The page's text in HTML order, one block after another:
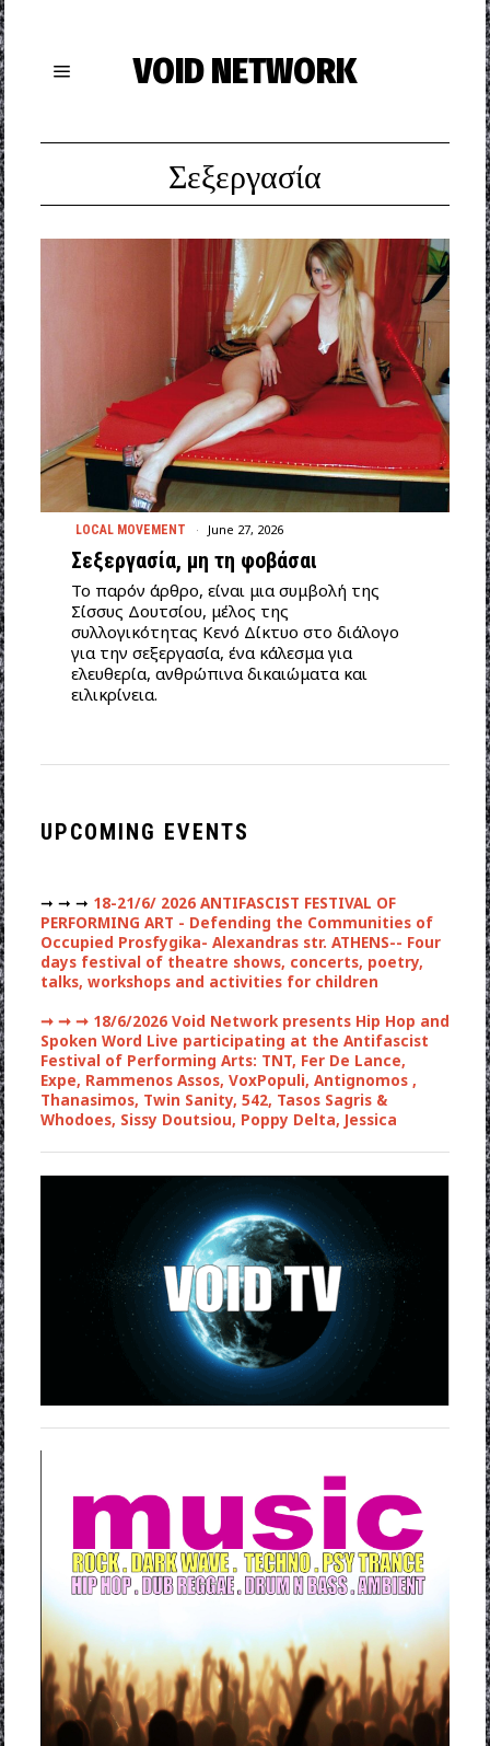
VOID NETWORK
Σεξεργασία
LOCAL MOVEMENT June 27, 2026
Σεξεργασία, μη τη φοβάσαι
Το παρόν άρθρο, είναι μια συμβολή της
Σίσσυς Δουτσίου, μέλος της
συλλογικότητας Κενό Δίκτυο στο διάλογο
για την σεξεργασία, ένα κάλεσμα για
ελευθερία, ανθρώπινα δικαιώματα και
ειλικρίνεια.
UPCOMING EVENTS
➞ ➞ ➞ 18-21/6/ 2026 ANTIFASCIST FESTIVAL OF
PERFORMING ART - Defending the Communities of
Occupied Prosfygika- Alexandras str. ATHENS-- Four
days festival of theatre shows, concerts, poetry,
talks, workshops and activities for children
➞ ➞ ➞18/6/2026 Void Network presents Hip Hop and
Spoken Word Live participating at the Antifascist
Festival of Performing Arts: TNT, Fer De Lance,
Expe, Rammenos Assos, VoxPopuli, Antignomos ,
Thanasimos, Twin Sanity, 542, Tasos Sagris &
Whodoes, Sissy Doutsiou, Poppy Delta, Jessica